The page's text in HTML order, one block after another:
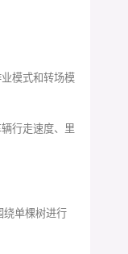
模式和转场模
行走速度、里
绕单棵树进行